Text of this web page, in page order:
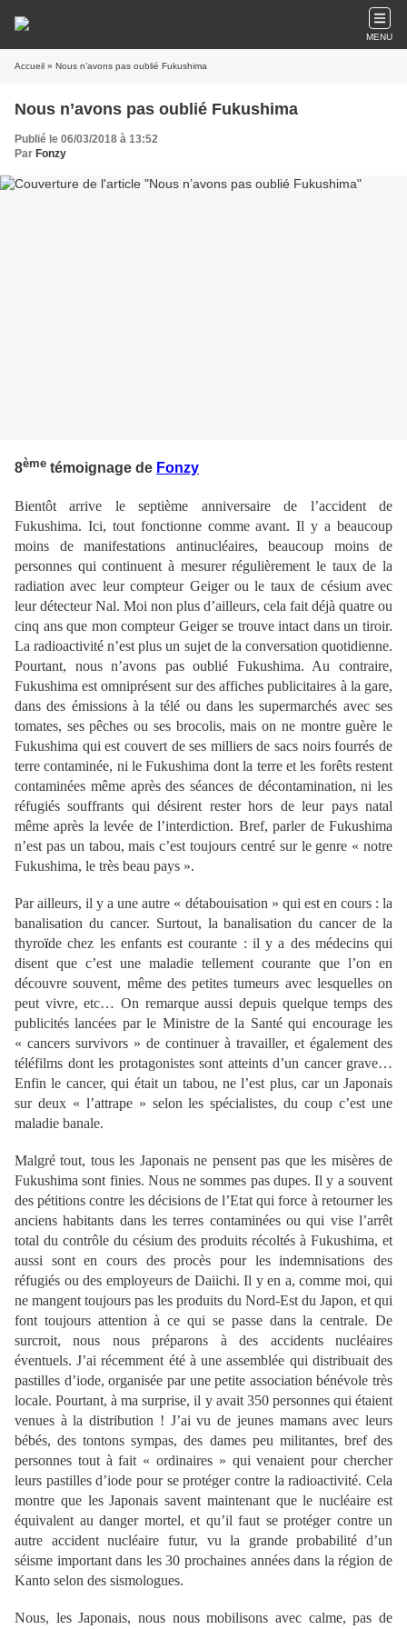
MENU
Accueil » Nous n’avons pas oublié Fukushima
Nous n’avons pas oublié Fukushima
Publié le 06/03/2018 à 13:52
Par Fonzy
8ème témoignage de Fonzy
Bientôt arrive le septième anniversaire de l’accident de
Fukushima. Ici, tout fonctionne comme avant. Il y a beaucoup
moins de manifestations antinucléaires, beaucoup moins de
personnes qui continuent à mesurer régulièrement le taux de la
radiation avec leur compteur Geiger ou le taux de césium avec
leur détecteur Nal. Moi non plus d’ailleurs, cela fait déjà quatre ou
cinq ans que mon compteur Geiger se trouve intact dans un tiroir.
La radioactivité n’est plus un sujet de la conversation quotidienne.
Pourtant, nous n’avons pas oublié Fukushima. Au contraire,
Fukushima est omniprésent sur des affiches publicitaires à la gare,
dans des émissions à la télé ou dans les supermarchés avec ses
tomates, ses pêches ou ses brocolis, mais on ne montre guère le
Fukushima qui est couvert de ses milliers de sacs noirs fourrés de
terre contaminée, ni le Fukushima dont la terre et les forêts restent
contaminées même après des séances de décontamination, ni les
réfugiés souffrants qui désirent rester hors de leur pays natal
même après la levée de l’interdiction. Bref, parler de Fukushima
n’est pas un tabou, mais c’est toujours centré sur le genre « notre
Fukushima, le très beau pays ».
Par ailleurs, il y a une autre « détabouisation » qui est en cours : la
banalisation du cancer. Surtout, la banalisation du cancer de la
thyroïde chez les enfants est courante : il y a des médecins qui
disent que c’est une maladie tellement courante que l’on en
découvre souvent, même des petites tumeurs avec lesquelles on
peut vivre, etc… On remarque aussi depuis quelque temps des
publicités lancées par le Ministre de la Santé qui encourage les
« cancers survivors » de continuer à travailler, et également des
téléfilms dont les protagonistes sont atteints d’un cancer grave…
Enfin le cancer, qui était un tabou, ne l’est plus, car un Japonais
sur deux « l’attrape » selon les spécialistes, du coup c’est une
maladie banale.
Malgré tout, tous les Japonais ne pensent pas que les misères de
Fukushima sont finies. Nous ne sommes pas dupes. Il y a souvent
des pétitions contre les décisions de l’Etat qui force à retourner les
anciens habitants dans les terres contaminées ou qui vise l’arrêt
total du contrôle du césium des produits récoltés à Fukushima, et
aussi sont en cours des procès pour les indemnisations des
réfugiés ou des employeurs de Daiichi. Il y en a, comme moi, qui
ne mangent toujours pas les produits du Nord-Est du Japon, et qui
font toujours attention à ce qui se passe dans la centrale. De
surcroit, nous nous préparons à des accidents nucléaires
éventuels. J’ai récemment été à une assemblée qui distribuait des
pastilles d’iode, organisée par une petite association bénévole très
locale. Pourtant, à ma surprise, il y avait 350 personnes qui étaient
venues à la distribution ! J’ai vu de jeunes mamans avec leurs
bébés, des tontons sympas, des dames peu militantes, bref des
personnes tout à fait « ordinaires » qui venaient pour chercher
leurs pastilles d’iode pour se protéger contre la radioactivité. Cela
montre que les Japonais savent maintenant que le nucléaire est
équivalent au danger mortel, et qu’il faut se protéger contre un
autre accident nucléaire futur, vu la grande probabilité d’un
séisme important dans les 30 prochaines années dans la région de
Kanto selon des sismologues.
Nous, les Japonais, nous nous mobilisons avec calme, pas de